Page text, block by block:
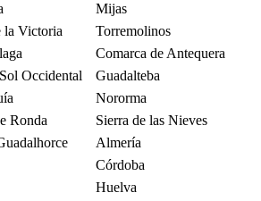
Mijas
la Victoria
Torremolinos
Comarca de Antequera
Occidental
Guadalteba
Nororma
Ronda
Sierra de las Nieves
Almería
Córdoba
Huelva